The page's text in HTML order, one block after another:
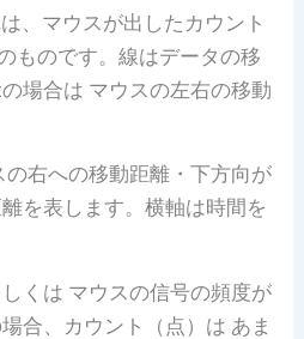
、マウスが出したカウント
ものです。線はデータの移
場合は マウスの左右の移動
右への移動距離・下方向が
を表します。横軸は時間を
くは マウスの信号の頻度が
合、カウント（点）は あま